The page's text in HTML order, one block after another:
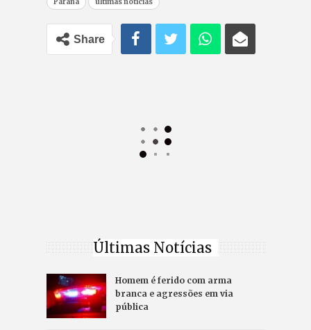
Share
Últimas Notícias
Homem é ferido com arma
branca e agressões em via
pública